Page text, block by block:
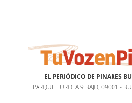
EL PERIÓDICO DE PINARES
PARQUE EUROPA 9 BAJO, 09001 -